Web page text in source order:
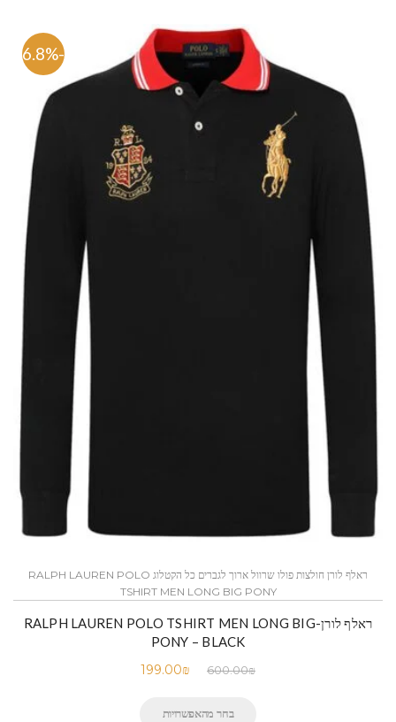
-66.8%
ראלף לורן חולצות פולו שרוול ארוך לגברים כל הקטלוג RALPH LAUREN POLO
TSHIRT MEN LONG BIG PONY
ראלף לורן-RALPH LAUREN POLO TSHIRT MEN LONG BIG
PONY – BLACK
600.00₪
199.00₪
בחר מהאפשרויות